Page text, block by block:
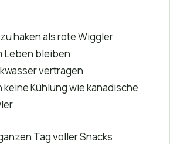
haken als rote Wiggler
Leben bleiben
vertragen
Kühlung wie kanadische
Tag voller Snacks